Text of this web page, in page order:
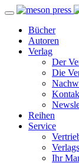
Bücher
Autoren
Verlag
Der
Die
Reihen
Service
Ihr